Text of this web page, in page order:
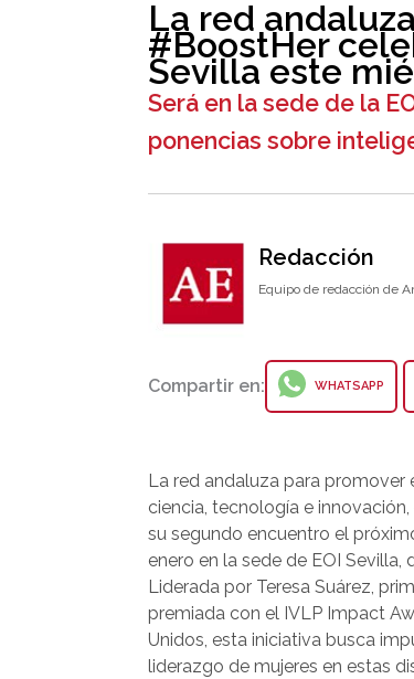
La red
#BoostHer
Sevilla este
Será en la sede de la
ponencias sobre
Redacción
Equipo de redacción de
Compartir en: WHATSAPP
La red andaluza para promover
ciencia, tecnología e
su segundo encuentro el
enero en la sede de EOI Sevilla,
Liderada por Teresa Suárez,
premiada con el IVLP Impact
Unidos, esta iniciativa busca
liderazgo de mujeres en estas